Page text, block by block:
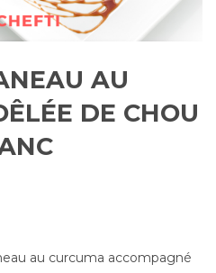
AU
DE CHOU
au curcuma accompagné